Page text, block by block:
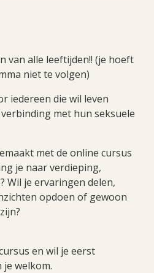
van alle leeftijden!! (je hoeft
niet te volgen)
iedereen die wil leven
met hun seksuele
met de online cursus
je naar verdieping,
Wil je ervaringen delen,
opdoen of gewoon
en wil je eerst
je welkom.